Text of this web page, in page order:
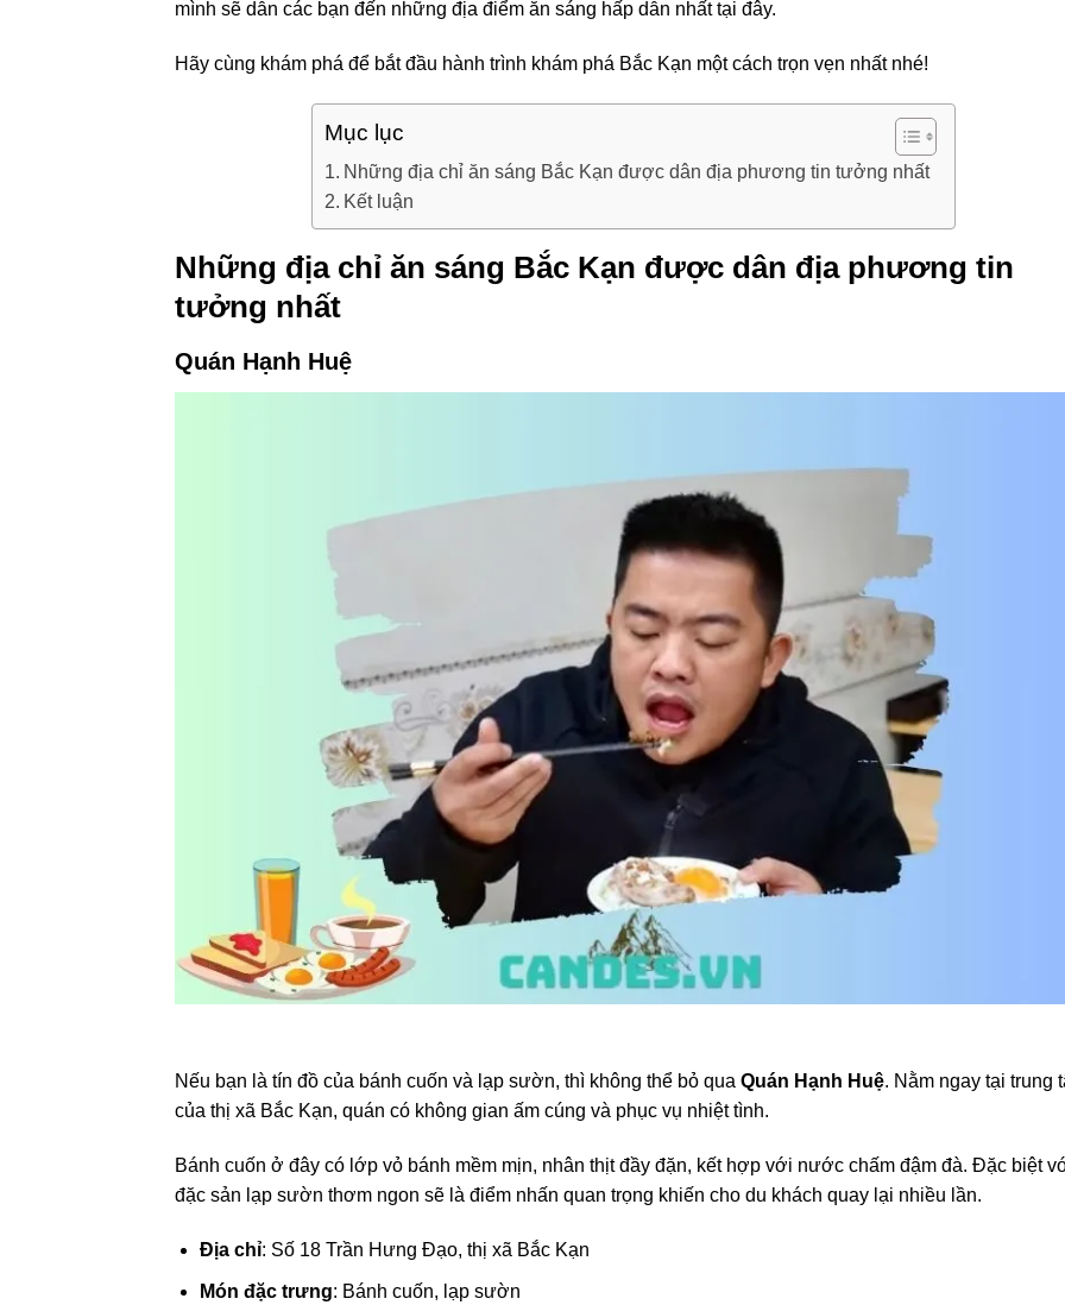
mình sẽ dẫn các bạn đến những địa điểm ăn sáng hấp dẫn nhất tại đây.
Hãy cùng khám phá để bắt đầu hành trình khám phá Bắc Kạn một cách trọn vẹn nhất nhé!
Mục lục
Những địa chỉ ăn sáng Bắc Kạn được dân địa phương tin tưởng nhất
Kết luận
Những địa chỉ ăn sáng Bắc Kạn được dân địa phương tin
tưởng nhất
Quán Hạnh Huệ
Nếu bạn là tín đồ của bánh cuốn và lạp sườn, thì không thể bỏ qua Quán Hạnh Huệ. Nằm ngay tại trung
của thị xã Bắc Kạn, quán có không gian ấm cúng và phục vụ nhiệt tình.
Bánh cuốn ở đây có lớp vỏ bánh mềm mịn, nhân thịt đầy đặn, kết hợp với nước chấm đậm đà. Đặc biệt
đặc sản lạp sườn thơm ngon sẽ là điểm nhấn quan trọng khiến cho du khách quay lại nhiều lần.
Địa chỉ: Số 18 Trần Hưng Đạo, thị xã Bắc Kạn
Món đặc trưng: Bánh cuốn, lạp sườn